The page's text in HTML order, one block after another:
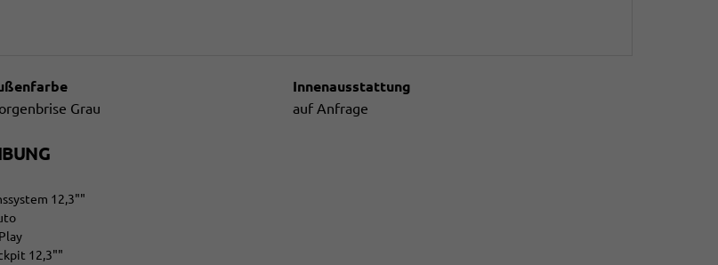
Grau
Innenausstattung
auf Anfrage
12,3""
12,3""